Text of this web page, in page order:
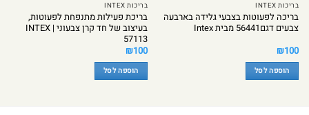
בריכות INTEX
בריכה לפעוטות בצבעי גלידה בארבעה
צבעים דגם56441 מבית Intex
₪100
הוספה לסל
בריכות INTEX
בריכת פעילות מתנפחת לפעוטות,
בעיצוב של חד קרן צבעוני | INTEX
57113
₪100
הוספה לסל